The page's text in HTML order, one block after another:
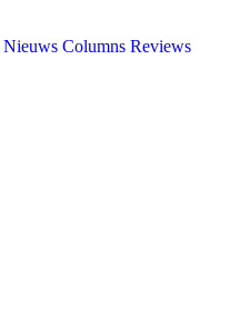
Nieuws Columns Reviews